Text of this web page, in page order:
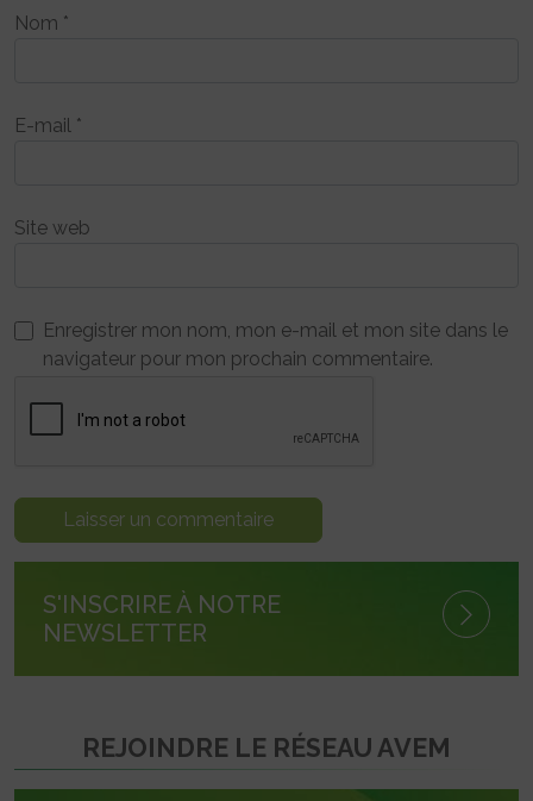
Nom *
E-mail *
Site web
Enregistrer mon nom, mon e-mail et mon site dans le
navigateur pour mon prochain commentaire.
S'INSCRIRE À NOTRE
NEWSLETTER
REJOINDRE LE RÉSEAU AVEM